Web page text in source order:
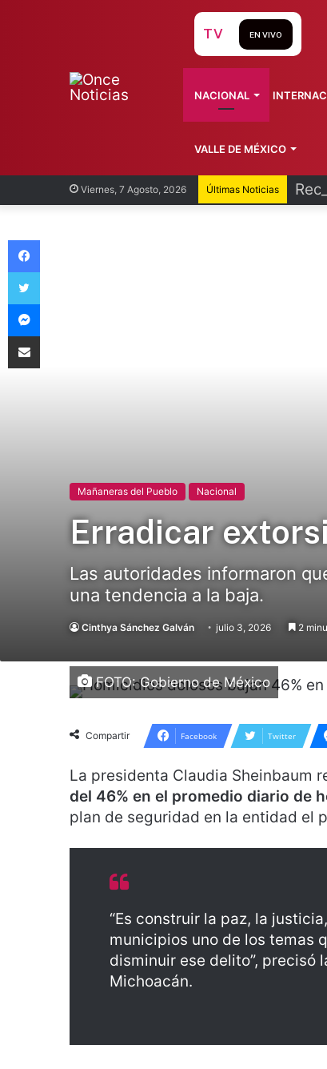
Viernes, 7 Agosto, 2026 Últimas Noticias
TV EN VIVO
NACIONAL
VALLE DE MÉXICO
Mañaneras del Pueblo Nacional
Erradicar
Las autoridades informaron
una tendencia a la baja.
Cinthya Sánchez Galván julio 3, 2026 2
FOTO: Gobierno de México
Compartir Facebook Twitter
La presidenta Claudia Sheinbaum
del 46% en el promedio diario de
plan de seguridad en la entidad el
“Es construir la paz, la
municipios uno de los temas
disminuir ese delito”, precisó
Michoacán.
Facebook
Twitter
Messenger
Compartir vía Email